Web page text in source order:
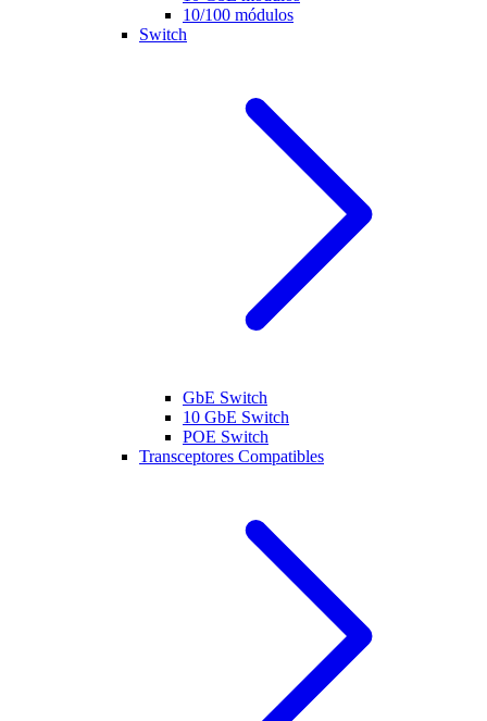
10/100 módulos
Switch
GbE Switch
10 GbE Switch
POE Switch
Transceptores Compatibles